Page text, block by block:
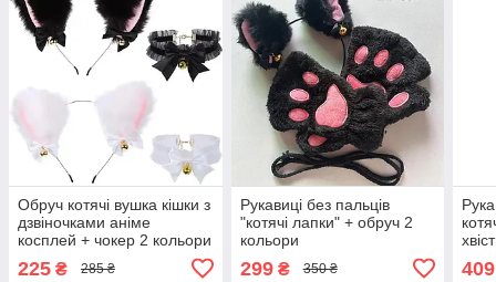
Обруч котячі вушка кішки з
дзвіночками аніме
косплей + чокер 2 кольори
225 ₴ 285 ₴
Рукавиці без пальців
"котячі лапки" + обруч 2
кольори
299₴ 350 ₴ 409